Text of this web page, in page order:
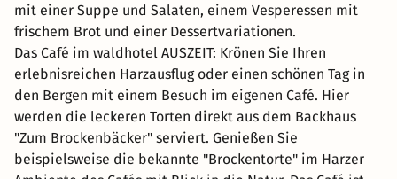
mit einer Suppe und Salaten, einem Vesperessen mit
frischem Brot und einer Dessertvariationen.
Das Café im waldhotel AUSZEIT: Krönen Sie Ihren
erlebnisreichen Harzausflug oder einen schönen Tag in
den Bergen mit einem Besuch im eigenen Café. Hier
werden die leckeren Torten direkt aus dem Backhaus
"Zum Brockenbäcker" serviert. Genießen Sie
beispielsweise die bekannte "Brockentorte" im Harzer